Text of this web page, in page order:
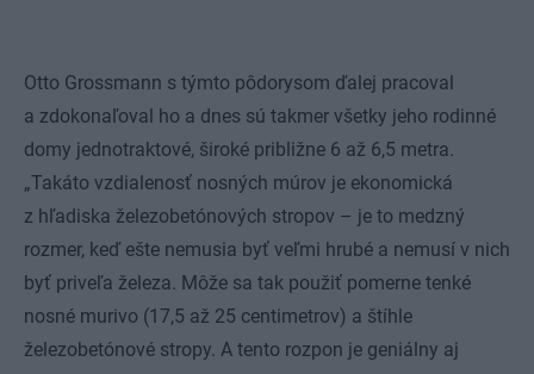
Otto Grossmann s týmto pôdorysom ďalej pracoval
a zdokonaľoval ho a dnes sú takmer všetky jeho rodinné
domy jednotraktové, široké približne 6 až 6,5 metra.
„Takáto vzdialenosť nosných múrov je ekonomická
z hľadiska železobetónových stropov – je to medzný
rozmer, keď ešte nemusia byť veľmi hrubé a nemusí v nich
byť priveľa železa. Môže sa tak použiť pomerne tenké
nosné murivo (17,5 až 25 centimetrov) a štíhle
železobetónové stropy. A tento rozpon je geniálny aj